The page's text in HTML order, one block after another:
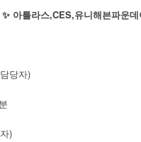
아틀라스,CES,유니해븐파운
당자)
)